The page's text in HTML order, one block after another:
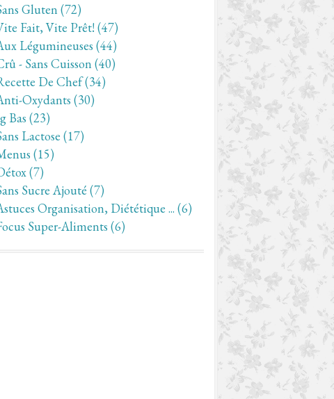
Gluten (72)
Fait, Vite Prêt!(47)
Légumineuses (44)
- Sans Cuisson (40)
De Chef(34)
Oxydants (30)
Bas (23)
Lactose (17)
(15)
(7)
Sucre Ajouté (7)
Organisation, Diététique ... (6)
Super-Aliments (6)